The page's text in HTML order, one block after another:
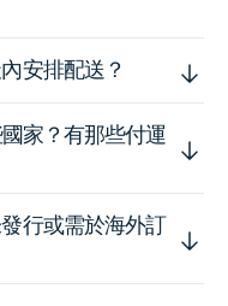
安排配送？
家？有那些付運
行或需於海外訂